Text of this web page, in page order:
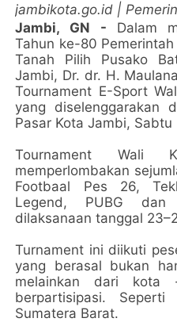
jambikota.go.id |
Jambi, GN - Dalam
Tahun ke-80
Tanah Pilih Pusako
Jambi, Dr. dr. H.
Tournament E-Sport
yang diselenggarakan
Pasar Kota Jambi,
Tournament
memperlombakan
Footbaal Pes 26,
Legend, PUBG
dilaksanaan tanggal
Turnament ini diikuti
yang berasal bukan
melainkan dari
berpartisipasi.
Sumatera Barat.